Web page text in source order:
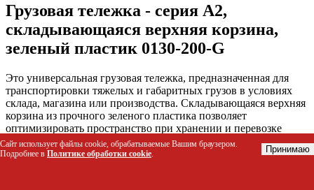
Грузовая тележка - серия А2,
складывающаяся верхняя корзина,
зеленый пластик 0130-200-G
Это универсальная грузовая тележка, предназначенная для
транспортировки тяжелых и габаритных грузов в условиях
склада, магазина или производства. Складывающаяся верхняя
корзина из прочного зеленого пластика позволяет
оптимизировать пространство при хранении и перевозке
мелких деталей, инструментов или товаров, а усиленная
нижняя полка выдерживает значительные нагрузки.
Сайт использует файлы cookie, обрабатываемые Вашим браузером.
Подробнее в Политике обработки cookie. Принимаю